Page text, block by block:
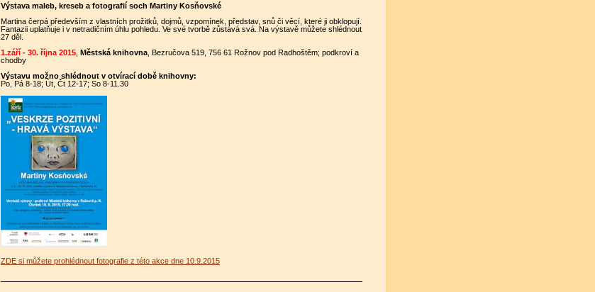
Výstava maleb, kreseb a fotografií soch Martiny Kosňovské
Martina čerpá především z vlastních prožitků, dojmů, vzpomínek, představ, snů či věcí, které ji obklopují.
Fantazii uplatňuje i v netradičním úhlu pohledu. Ve své tvorbě zůstává svá. Na výstavě můžete shlédnout
27 děl.
1.září - 30. října 2015 Městská knihovna , Bezručova 519, 756 61 Rožnov pod Radhoštěm; podkroví a
chodby
Výstavu možno shlédnout v otvírací době knihovny:
Po, Pá 8-18; Út, Čt 12-17; So 8-11.30
ZDE si můžete prohlédnout fotografie z této akce dne 10.9.2015